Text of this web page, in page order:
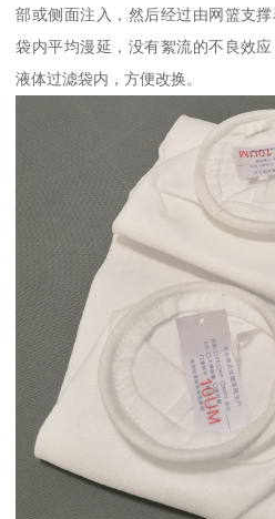
部或侧面注入，然后经过由网篮支
袋内平均漫延，没有絮流的不良效
液体过滤袋内，方便改换。